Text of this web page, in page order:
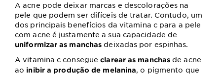
A acne pode deixar marcas e descolorações na
pele que podem ser difíceis de tratar. Contudo, um
dos principais benefícios da vitamina c para a pele
com acne é justamente a sua capacidade de
uniformizar as manchas deixadas por espinhas.
A vitamina c consegueclarear as manchas de acne
ao inibir a produção de melanina, o pigmento que